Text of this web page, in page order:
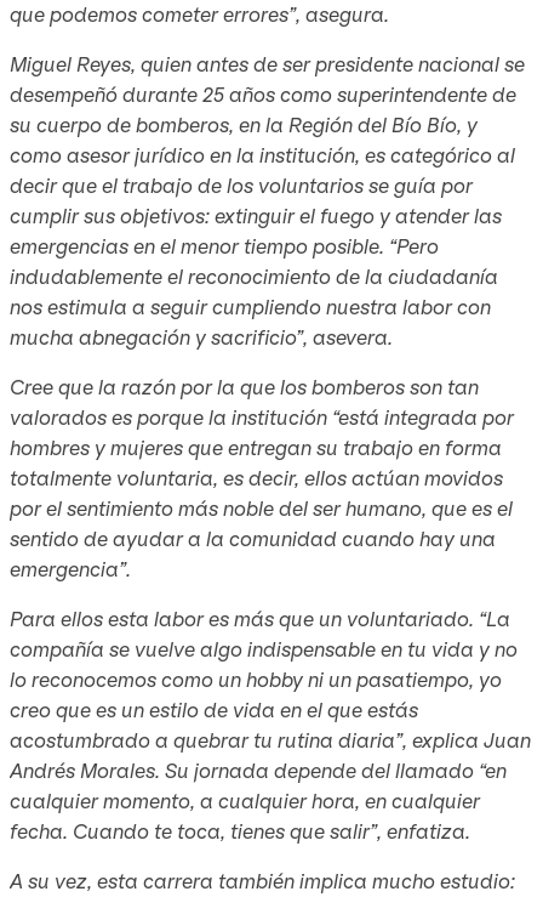
que podemos cometer errores”, asegura.
Miguel Reyes, quien antes de ser presidente nacional se
desempeñó durante 25 años como superintendente de
su cuerpo de bomberos, en la Región del Bío Bío, y
como asesor jurídico en la institución, es categórico al
decir que el trabajo de los voluntarios se guía por
cumplir sus objetivos: extinguir el fuego y atender las
emergencias en el menor tiempo posible. “Pero
indudablemente el reconocimiento de la ciudadanía
nos estimula a seguir cumpliendo nuestra labor con
mucha abnegación y sacrificio”, asevera.
Cree que la razón por la que los bomberos son tan
valorados es porque la institución “está integrada por
hombres y mujeres que entregan su trabajo en forma
totalmente voluntaria, es decir, ellos actúan movidos
por el sentimiento más noble del ser humano, que es el
sentido de ayudar a la comunidad cuando hay una
emergencia”.
Para ellos esta labor es más que un voluntariado. “La
compañía se vuelve algo indispensable en tu vida y no
lo reconocemos como un hobby ni un pasatiempo, yo
creo que es un estilo de vida en el que estás
acostumbrado a quebrar tu rutina diaria”, explica Juan
Andrés Morales. Su jornada depende del llamado “en
cualquier momento, a cualquier hora, en cualquier
fecha. Cuando te toca, tienes que salir”, enfatiza.
A su vez, esta carrera también implica mucho estudio: